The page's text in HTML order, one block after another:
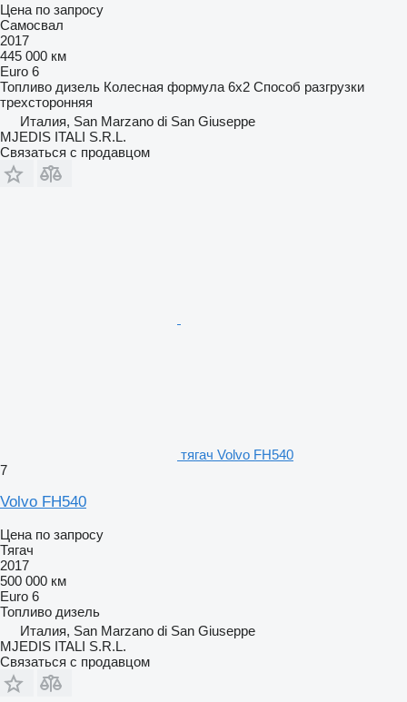
Цена по запросу
Самосвал
2017
445 000 км
Euro 6
Топливо дизель Колесная формула 6x2 Способ разгрузки
трехсторонняя
Италия, San Marzano di San Giuseppe
MJEDIS ITALI S.R.L.
Связаться с продавцом
тягач Volvo FH540
7
Volvo FH540
Цена по запросу
Тягач
2017
500 000 км
Euro 6
Топливо дизель
Италия, San Marzano di San Giuseppe
MJEDIS ITALI S.R.L.
Связаться с продавцом